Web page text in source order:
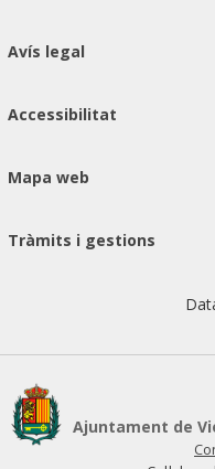
Avís legal
Accessibilitat
Mapa web
Tràmits i gestions
Ajuntament de